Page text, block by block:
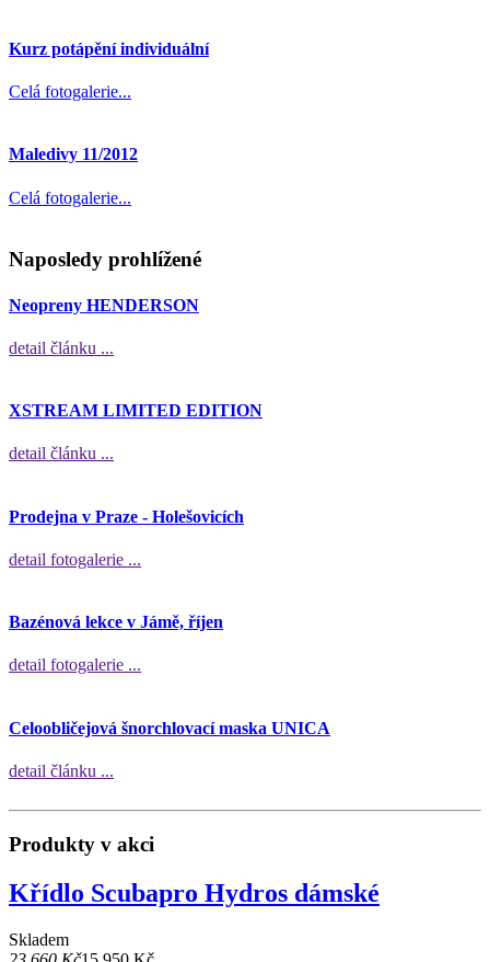
Kurz potápění individuální
Celá fotogalerie...
Maledivy 11/2012
Celá fotogalerie...
Naposledy prohlížené
Neopreny HENDERSON
detail článku ...
XSTREAM LIMITED EDITION
detail článku ...
Prodejna v Praze - Holešovicích
detail fotogalerie ...
Bazénová lekce v Jámě, říjen
detail fotogalerie ...
Celoobličejová šnorchlovací maska UNICA
detail článku ...
Produkty v akci
Křídlo Scubapro Hydros dámské
Skladem